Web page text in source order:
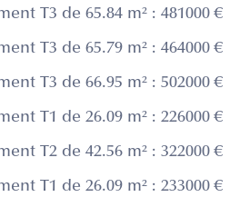
T3 de 65.84 m² : 481000 €
T3 de 65.79 m² : 464000 €
T3 de 66.95 m² : 502000 €
T1 de 26.09 m² : 226000 €
T2 de 42.56 m² : 322000 €
T1 de 26.09 m² : 233000 €